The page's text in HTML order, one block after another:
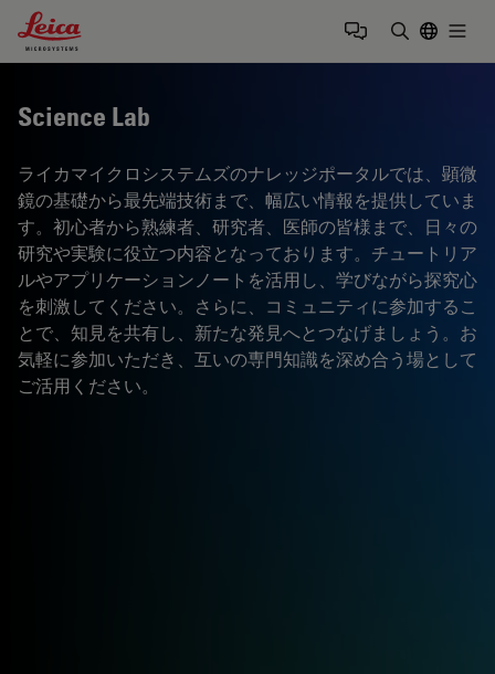
Leica Microsystems Logo
Science Lab
ライカマイクロシステムズのナレッジポータルでは、顕微
鏡の基礎から最先端技術まで、幅広い情報を提供していま
す。初心者から熟練者、研究者、医師の皆様まで、日々の
研究や実験に役立つ内容となっております。チュートリア
ルやアプリケーションノートを活用し、学びながら探究心
を刺激してください。さらに、コミュニティに参加するこ
とで、知見を共有し、新たな発見へとつなげましょう。お
気軽に参加いただき、互いの専門知識を深め合う場として
ご活用ください。